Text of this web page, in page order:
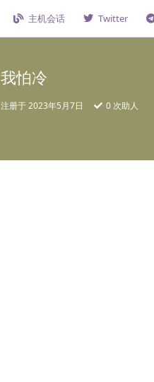
主机会话 Twitter
我怕冷
注册于2023年5月7日 0 次助人